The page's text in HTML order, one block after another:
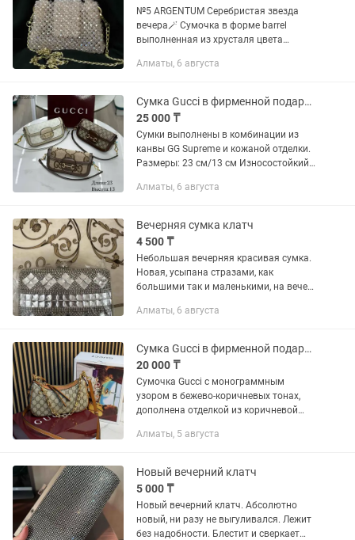
№5 ARGENTUM Серебристая звезда
вечера🪄 Сумочка в форме barrel
выполненная из хрусталя цвета
наряду Состав: хрусталь
1.2м)
Алматы, 6 августа
Сумка Gucci в фирменной подарочной коробке
25 000 ₸
Сумки выполнены в комбинации из
канвы GG Supreme и кожаной отделки.
Размеры: 23 см/13 см Износостойкий
принтом в бежево-коричневых или
Алматы, 6 августа
Вечерняя сумка клатч
4 500 ₸
Небольшая вечерняя красивая сумка.
Новая, усыпана стразами, как
большими так и маленькими, на вечер
вместительная. Так же есть цепочка.
Алматы, 6 августа
Сумка Gucci в фирменной подарочной коробке
20 000 ₸
Сумочка Gucci с монограммным
узором в бежево-коричневых тонах,
дополнена отделкой из коричневой
регулируемый кожаный плечевой
Алматы, 5 августа
Новый вечерний клатч
5 000 ₸
Новый вечерний клатч. Абсолютно
новый, ни разу не выгуливался. Лежит
без надобности. Блестит и сверкает